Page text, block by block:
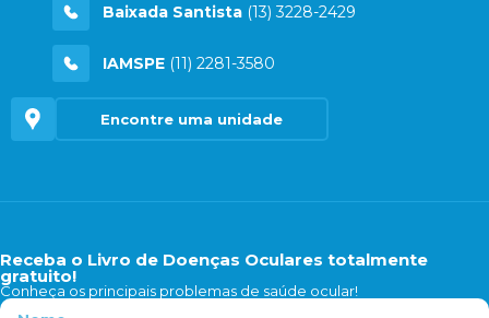
Baixada Santista (13) 3228-2429
IAMSPE (11) 2281-3580
Encontre uma unidade
Receba o Livro de Doenças Oculares totalmente
gratuito!
Conheça os principais problemas de saúde ocular!